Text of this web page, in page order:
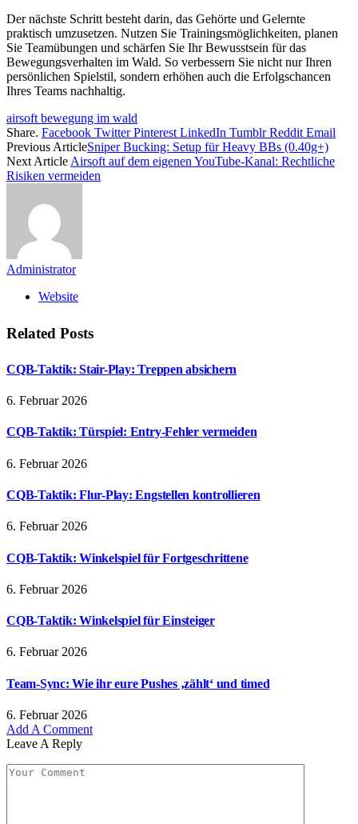
Der nächste Schritt besteht darin, das Gehörte und Gelernte
praktisch umzusetzen. Nutzen Sie Trainingsmöglichkeiten, planen
Sie Teamübungen und schärfen Sie Ihr Bewusstsein für das
Bewegungsverhalten im Wald. So verbessern Sie nicht nur Ihren
persönlichen Spielstil, sondern erhöhen auch die Erfolgschancen
Ihres Teams nachhaltig.
airsoft bewegung im wald
Share. Facebook Twitter Pinterest LinkedIn Tumblr Reddit Email
Previous ArticleSniper Bucking: Setup für Heavy BBs (0.40g+)
Next Article Airsoft auf dem eigenen YouTube-Kanal: Rechtliche
Risiken vermeiden
Administrator
Website
Related Posts
CQB-Taktik: Stair-Play: Treppen absichern
6. Februar 2026
CQB-Taktik: Türspiel: Entry-Fehler vermeiden
6. Februar 2026
CQB-Taktik: Flur-Play: Engstellen kontrollieren
6. Februar 2026
CQB-Taktik: Winkelspiel für Fortgeschrittene
6. Februar 2026
CQB-Taktik: Winkelspiel für Einsteiger
6. Februar 2026
Team-Sync: Wie ihr eure Pushes ‚zählt‘ und timed
6. Februar 2026
Add A Comment
Leave A Reply